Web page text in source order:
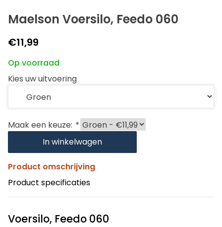
Maelson Voersilo, Feedo 060
€11,99
Op voorraad
Kies uw uitvoering
Maak een keuze: *
In winkelwagen
Product omschrijving
Product specificaties
Voersilo, Feedo 060